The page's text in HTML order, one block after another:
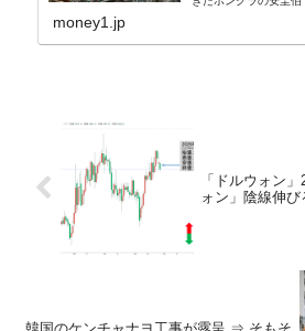
さんと「韓国初の文
money1.jp
「ドルウォン
ォン」陰線伸び